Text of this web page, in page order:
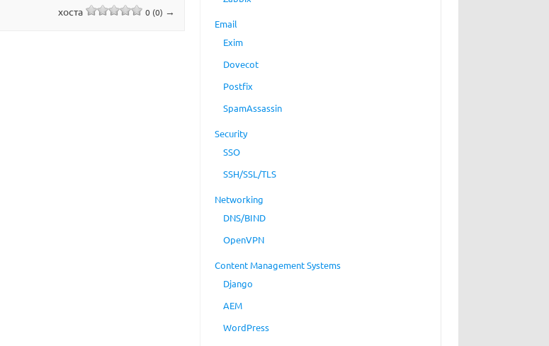
хоста
0 (0) →
Email
Exim
Dovecot
Postfix
SpamAssassin
Security
SSO
SSH/SSL/TLS
Networking
DNS/BIND
OpenVPN
Content Management Systems
Django
AEM
WordPress